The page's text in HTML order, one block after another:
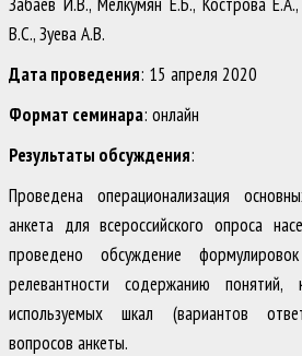
В.С., Зуева А.В.
Дата проведения: 15 апреля 2020
Формат семинара: онлайн
Результаты обсуждения:
Проведена операционализация
анкета для всероссийского опроса
проведено обсуждение
релевантности содержанию
используемых шкал (вариантов
вопросов анкеты.